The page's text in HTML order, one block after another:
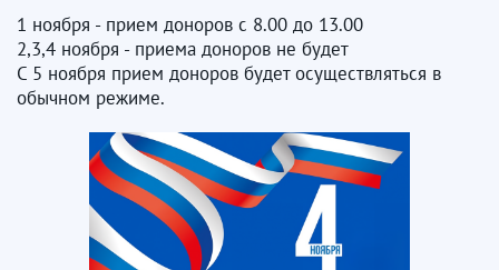
1 ноября - прием доноров с 8.00 до 13.00
2,3,4 ноября - приема доноров не будет
С 5 ноября прием доноров будет осуществляться в
обычном режиме.